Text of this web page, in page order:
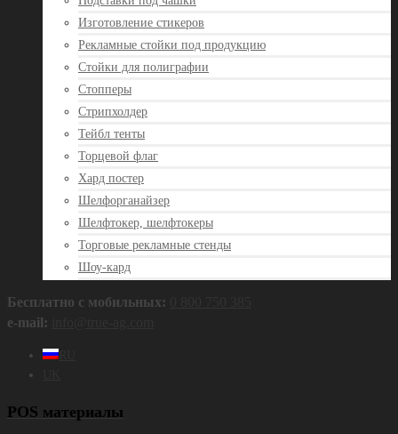
Изготовление стикеров
Рекламные стойки под продукцию
Стойки для полиграфии
Стопперы
Стрипхолдер
Тейбл тенты
Торцевой флаг
Хард постер
Шелфорганайзер
Шелфтокер, шелфтокеры
Торговые рекламные стенды
Шоу-кард
Бесплатно с мобильных:
e‑mail:
POS материалы